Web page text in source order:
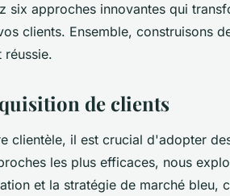
six approches innovantes qui
clients. Ensemble, construisons
réussie.
de clients
clientèle, il est crucial d'adopter
les plus efficaces, nous
et la stratégie de marché bleu,